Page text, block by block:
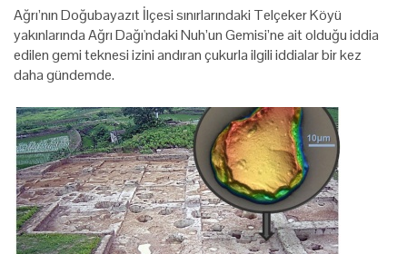
Ağrı’nın Doğubayazıt İlçesi sınırlarındaki Telçeker Köyü
yakınlarında Ağrı Dağı'ndaki Nuh’un Gemisi’ne ait olduğu iddia
edilen gemi teknesi izini andıran çukurla ilgili iddialar bir kez
daha gündemde.